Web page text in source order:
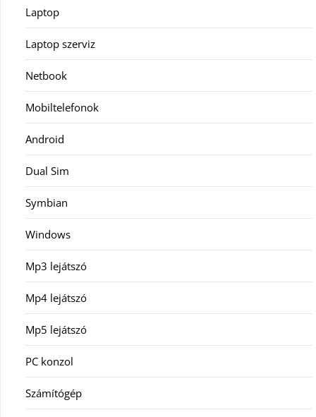
Laptop
Laptop szerviz
Netbook
Mobiltelefonok
Android
Dual Sim
Symbian
Windows
Mp3 lejátszó
Mp4 lejátszó
Mp5 lejátszó
PC konzol
Számítógép